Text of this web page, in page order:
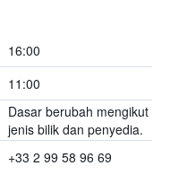
16:00
11:00
Dasar berubah mengikut
jenis bilik dan penyedia.
+33 2 99 58 96 69